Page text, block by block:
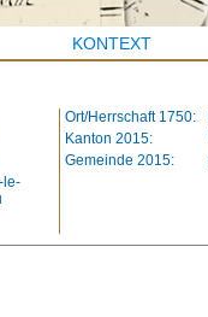
KONTEXT
le-
Ort/Herrschaft 1750:
Kanton 2015:
Gemeinde 2015: